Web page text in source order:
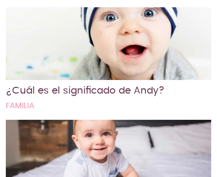
¿Cuál es el significado de Andy?
FAMILIA